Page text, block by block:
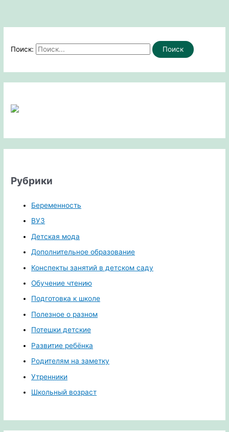
Поиск:
Рубрики
Беременность
ВУЗ
Детская мода
Дополнительное образование
Конспекты занятий в детском саду
Обучение чтению
Подготовка к школе
Полезное о разном
Потешки детские
Развитие ребёнка
Родителям на заметку
Утренники
Школьный возраст